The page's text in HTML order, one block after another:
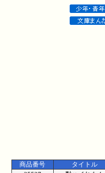
商品番号 タイトル